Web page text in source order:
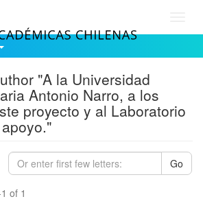
"A la Universidad
Antonio Narro, a los
proyecto y al Laboratorio
Go
of 1